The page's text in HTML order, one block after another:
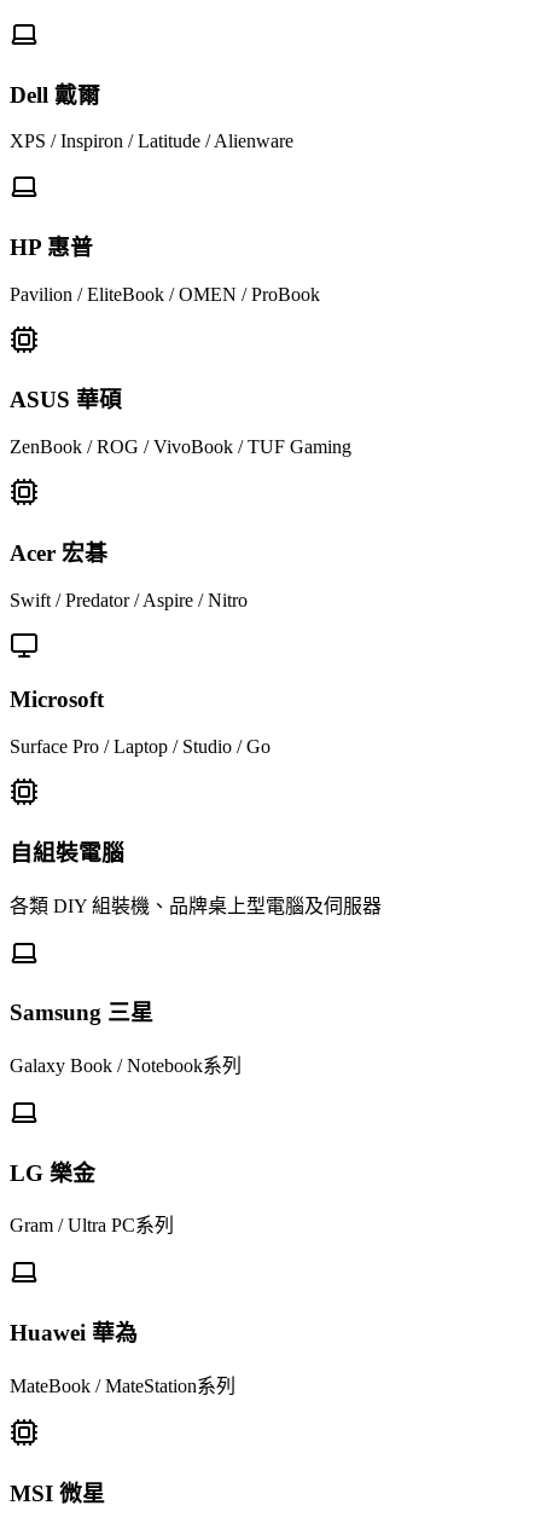
Dell 戴爾
XPS / Inspiron / Latitude / Alienware
HP 惠普
Pavilion / EliteBook / OMEN / ProBook
ASUS 華碩
ZenBook / ROG / VivoBook / TUF Gaming
Acer 宏碁
Swift / Predator / Aspire / Nitro
Microsoft
Surface Pro / Laptop / Studio / Go
自組裝電腦
各類 DIY 組裝機、品牌桌上型電腦及伺服器
Samsung 三星
Galaxy Book / Notebook系列
LG 樂金
Gram / Ultra PC系列
Huawei 華為
MateBook / MateStation系列
MSI 微星